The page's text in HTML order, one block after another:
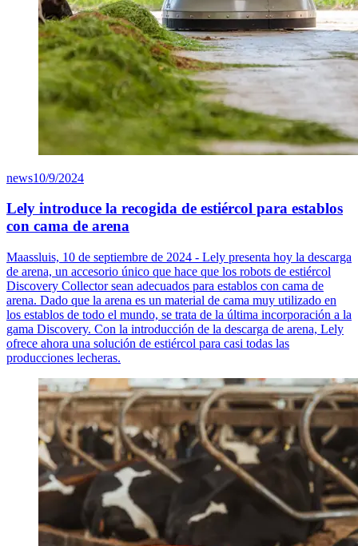
news10/9/2024
Lely introduce la recogida de estiércol para establos
con cama de arena
Maassluis, 10 de septiembre de 2024 - Lely presenta hoy la descarga
de arena, un accesorio único que hace que los robots de estiércol
Discovery Collector sean adecuados para establos con cama de
arena. Dado que la arena es un material de cama muy utilizado en
los establos de todo el mundo, se trata de la última incorporación a la
gama Discovery. Con la introducción de la descarga de arena, Lely
ofrece ahora una solución de estiércol para casi todas las
producciones lecheras.